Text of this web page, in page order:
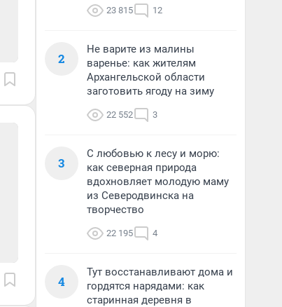
23 815 12
2
Не варите из малины
варенье: как жителям
Архангельской области
заготовить ягоду на зиму
22 552 3
3
С любовью к лесу и морю:
как северная природа
вдохновляет молодую маму
из Северодвинска на
творчество
22 195 4
4
Тут восстанавливают дома и
гордятся нарядами: как
старинная деревня в